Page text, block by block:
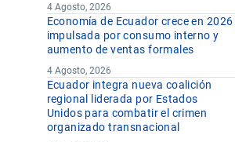
4 Agosto, 2026
Economía de Ecuador crece en 2026
impulsada por consumo interno y
aumento de ventas formales
4 Agosto, 2026
Ecuador integra nueva coalición
regional liderada por Estados
Unidos para combatir el crimen
organizado transnacional